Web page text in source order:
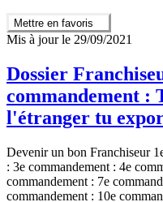
Mettre en favoris
Mis à jour le 29/09/2021
Dossier
commandement :
l'étranger tu
Devenir un bon Franchiseur
: 3e commandement : 4e
commandement : 7e
commandement : 10e